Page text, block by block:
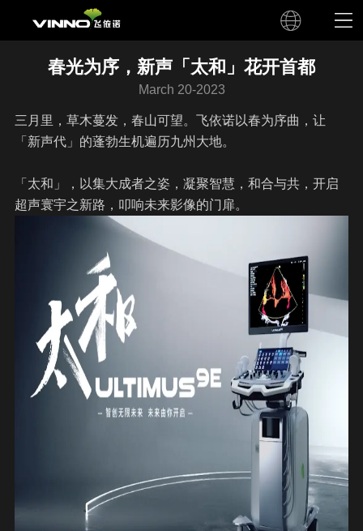
春光为序，新声「太和」花开首都
March 20-2023
三月里，草木蔓发，春山可望。飞依诺以春为序曲，让
「新声代」的蓬勃生机遍历九州大地。
「太和」，以集大成者之姿，凝聚智慧，和合与共，开启
超声寰宇之新路，叩响未来影像的门扉。